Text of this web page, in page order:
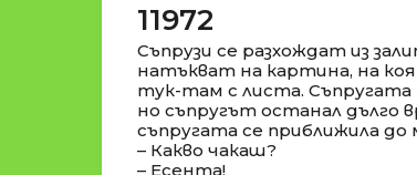
11972
Съпрузи се разхождат из
натъкват на картина, на
тук-там с листа.
но съпругът останал дълго
съпругата се приближила до
– Какво чакаш?
– Есента!